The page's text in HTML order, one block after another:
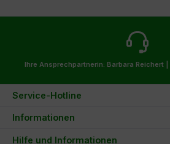
Ihre Ansprechpartnerin: Barbara Reichert |
Service-Hotline
Informationen
Hilfe und Informationen